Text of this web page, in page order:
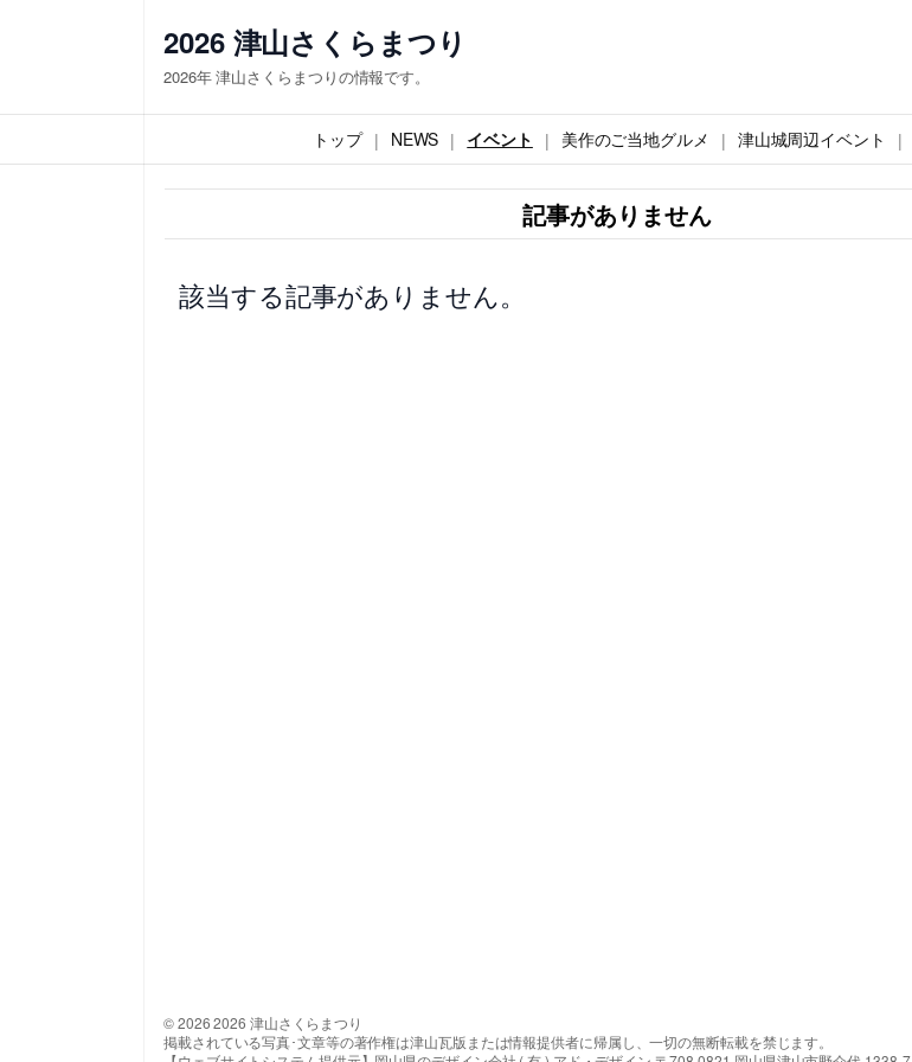
ス
キ
2026 津山さくらまつり
2026年 津山さくらまつりの情報です。
トップ NEWS イベント 美作のご当地グルメ 津山城周辺イベント
記事がありません
該当する記事がありません。
© 2026 2026 津山さくらまつり
掲載されている写真･文章等の著作権は津山瓦版または情報提供者に帰属し、一切の無断転載を禁じます。